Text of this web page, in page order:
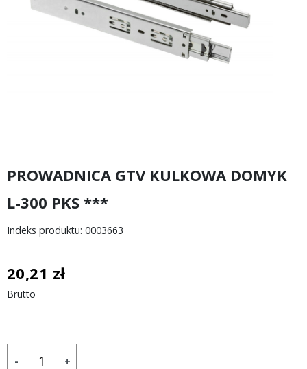
PROWADNICA GTV KULKOWA DOMYK
L-300 PKS ***
Indeks produktu: 0003663
20,21 zł
Brutto
- +